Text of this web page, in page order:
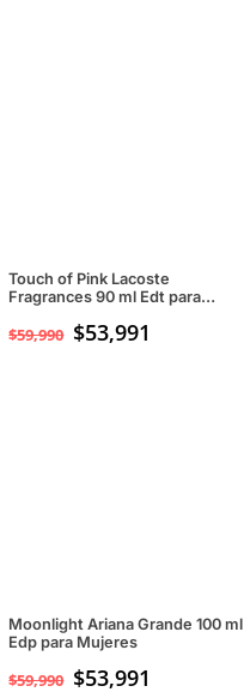
Touch of Pink Lacoste
Fragrances 90 ml Edt para
$59,990 $53,991
Moonlight Ariana Grande 100 ml
Edp para Mujeres
$59,990 $53,991